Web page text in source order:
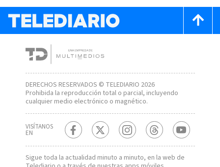
DERECHOS RESERVADOS © TELEDIARIO 2026
Prohibida la reproducción total o parcial, incluyendo
cualquier medio electrónico o magnético.
VISÍTANOS
EN
Sigue toda la actualidad minuto a minuto, en la web de